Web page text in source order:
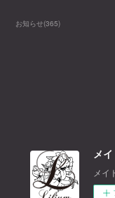
お知らせ(365)
メ
メイ